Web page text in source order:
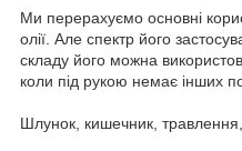
Ми перерахуємо основні
олії. Але спектр його
складу його можна
коли під рукою немає інших
Шлунок, кишечник,